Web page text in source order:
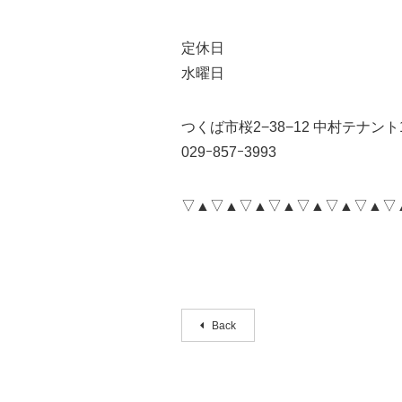
定休日
水曜日
つくば市桜2−38−12 中村テナント
029ｰ857ｰ3993
Back